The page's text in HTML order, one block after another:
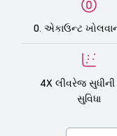
0. એકાઉન્ટ
4X લીવરેજ
સુવિધા